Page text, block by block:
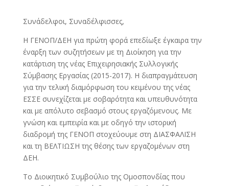
Συνάδελφοι, Συναδέλφισσες,
Η ΓΕΝΟΠ/ΔΕΗ για πρώτη φορά επεδίωξε έγκαιρα την
έναρξη των συζητήσεων με τη Διοίκηση για την
κατάρτιση της νέας Επιχειρησιακής Συλλογικής
Σύμβασης Εργασίας (2015-2017). Η διαπραγμάτευση
για την τελική διαμόρφωση του κειμένου της νέας
ΕΣΣΕ συνεχίζεται με σοβαρότητα και υπευθυνότητα
και με απόλυτο σεβασμό στους εργαζόμενους. Με
γνώση και εμπειρία και με οδηγό την ιστορική
διαδρομή της ΓΕΝΟΠ στοχεύουμε στη ΔΙΑΣΦΑΛΙΣΗ
και τη ΒΕΛΤΙΩΣΗ της θέσης των εργαζομένων στη
ΔΕΗ.
Το Διοικητικό Συμβούλιο της Ομοσπονδίας που